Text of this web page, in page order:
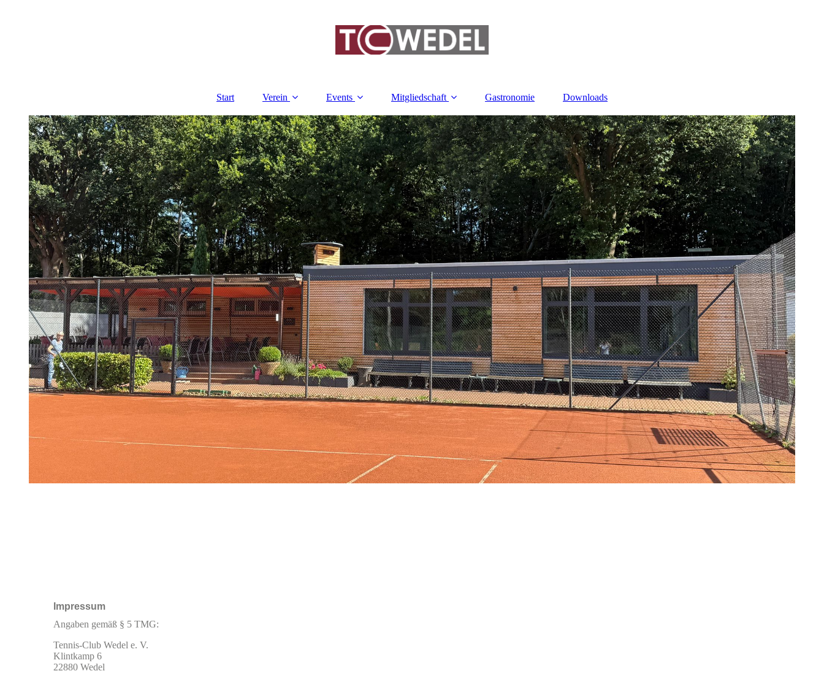
Start Verein Events Mitgliedschaft Gastronomie Downloads
Impressum
Angaben gemäß § 5 TMG:
Tennis-Club Wedel e. V.
Klintkamp 6
22880 Wedel